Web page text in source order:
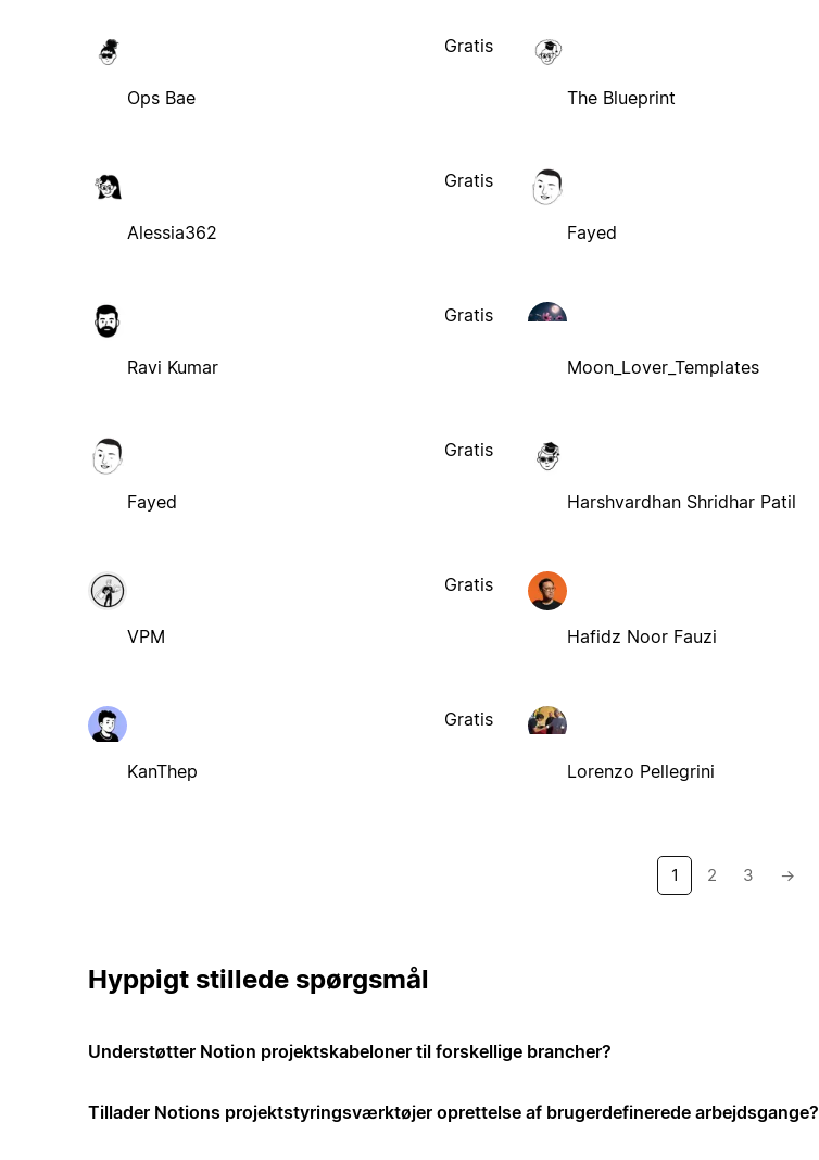
Ops Bae
Gratis
The Blueprint
Alessia362
Gratis
Fayed
Ravi Kumar
Gratis
Moon_Lover_Templates
Fayed
Gratis
Harshvardhan Shridhar Patil
VPM
Gratis
Hafidz Noor Fauzi
KanThep
Gratis
Lorenzo Pellegrini
1 2 3 →
Hyppigt stillede spørgsmål
Understøtter Notion projektskabeloner til forskellige brancher?
Tillader Notions projektstyringsværktøjer oprettelse af brugerdefinerede arbejdsgange?